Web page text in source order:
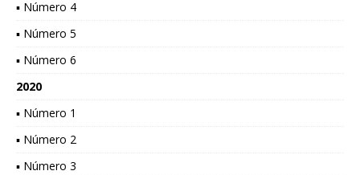
▪ Número 4
▪ Número 5
▪ Número 6
2020
▪ Número 1
▪ Número 2
▪ Número 3